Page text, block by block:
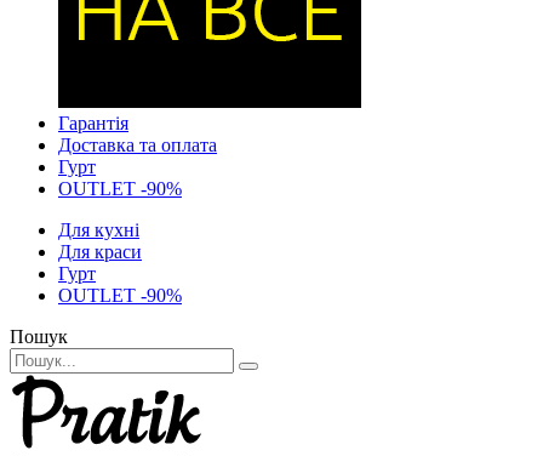
Гарантія
Доставка та оплата
Гурт
OUTLET -90%
Для кухні
Для краси
Гурт
OUTLET -90%
Пошук